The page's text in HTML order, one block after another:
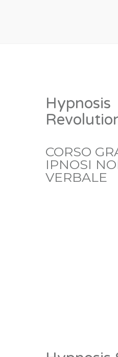
Hypnosis
CORSO
IPNOSI
VERBALE